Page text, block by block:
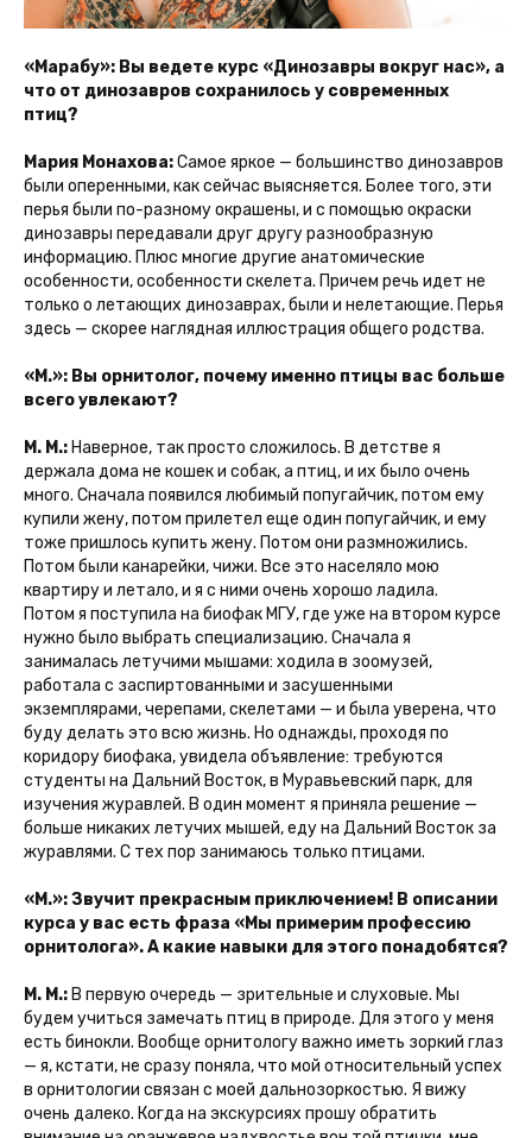
«Марабу»: Вы ведете курс «Динозавры вокруг нас», а
что от динозавров сохранилось у современных
птиц?
Мария Монахова:Самое яркое — большинство динозавров
были оперенными, как сейчас выясняется. Более того, эти
перья были по-разному окрашены, и с помощью окраски
динозавры передавали друг другу разнообразную
информацию. Плюс многие другие анатомические
особенности, особенности скелета. Причем речь идет не
только о летающих динозаврах, были и нелетающие. Перья
здесь — скорее наглядная иллюстрация общего родства.
«М.»: Вы орнитолог, почему именно птицы вас больше
всего увлекают?
М. М.: Наверное, так просто сложилось. В детстве я
держала дома не кошек и собак, а птиц, и их было очень
много. Сначала появился любимый попугайчик, потом ему
купили жену, потом прилетел еще один попугайчик, и ему
тоже пришлось купить жену. Потом они размножились.
Потом были канарейки, чижи. Все это населяло мою
квартиру и летало, и я с ними очень хорошо ладила.
Потом я поступила на биофак МГУ, где уже на втором курсе
нужно было выбрать специализацию. Сначала я
занималась летучими мышами: ходила в зоомузей,
работала с заспиртованными и засушенными
экземплярами, черепами, скелетами — и была уверена, что
буду делать это всю жизнь. Но однажды, проходя по
коридору биофака, увидела объявление: требуются
студенты на Дальний Восток, в Муравьевский парк, для
изучения журавлей. В один момент я приняла решение —
больше никаких летучих мышей, еду на Дальний Восток за
журавлями. С тех пор занимаюсь только птицами.
«М.»: Звучит прекрасным приключением! В описании
курса у вас есть фраза «Мы примерим профессию
орнитолога». А какие навыки для этого понадобятся?
М. М.: В первую очередь — зрительные и слуховые. Мы
будем учиться замечать птиц в природе. Для этого у меня
есть бинокли. Вообще орнитологу важно иметь зоркий глаз
— я, кстати, не сразу поняла, что мой относительный успех
в орнитологии связан с моей дальнозоркостью. Я вижу
очень далеко. Когда на экскурсиях прошу обратить